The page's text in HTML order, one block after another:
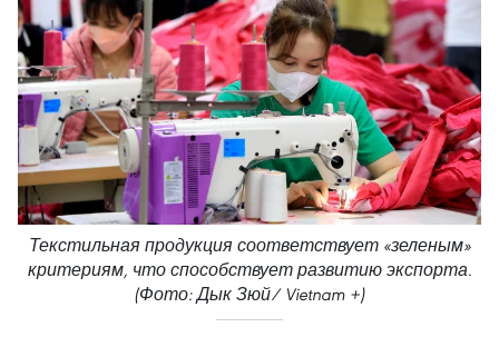
Текстильная продукция соответствует «зеленым»
критериям, что способствует развитию экспорта.
(Фото: Дык Зюй/ Vietnam +)